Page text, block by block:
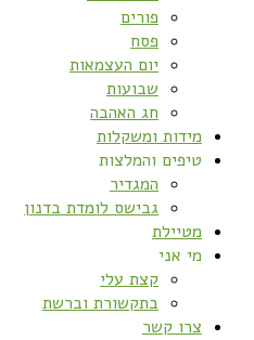
פורים
פסח
יום העצמאות
שבועות
חג האהבה
מידות ומשקלות
טיפים והמלצות
המגדיר
גבישס לומדת בדנון
מטיילת
מי אני
קצת עלי
בתקשורת וברשת
צרו קשר